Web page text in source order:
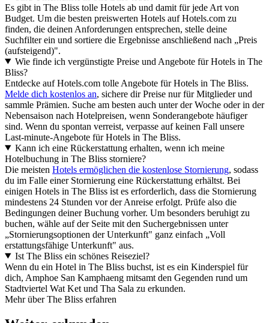
Es gibt in The Bliss tolle Hotels ab und damit für jede Art von
Budget. Um die besten preiswerten Hotels auf Hotels.com zu
finden, die deinen Anforderungen entsprechen, stelle deine
Suchfilter ein und sortiere die Ergebnisse anschließend nach „Preis
(aufsteigend)".
Wie finde ich vergünstigte Preise und Angebote für Hotels in The
Bliss?
Entdecke auf Hotels.com tolle Angebote für Hotels in The Bliss.
Melde dich kostenlos an, sichere dir Preise nur für Mitglieder und
sammle Prämien. Suche am besten auch unter der Woche oder in der
Nebensaison nach Hotelpreisen, wenn Sonderangebote häufiger
sind. Wenn du spontan verreist, verpasse auf keinen Fall unsere
Last-minute-Angebote für Hotels in The Bliss.
Kann ich eine Rückerstattung erhalten, wenn ich meine
Hotelbuchung in The Bliss storniere?
Die meisten Hotels ermöglichen die kostenlose Stornierung, sodass
du im Falle einer Stornierung eine Rückerstattung erhältst. Bei
einigen Hotels in The Bliss ist es erforderlich, dass die Stornierung
mindestens 24 Stunden vor der Anreise erfolgt. Prüfe also die
Bedingungen deiner Buchung vorher. Um besonders beruhigt zu
buchen, wähle auf der Seite mit den Suchergebnissen unter
„Stornierungsoptionen der Unterkunft" ganz einfach „Voll
erstattungsfähige Unterkunft" aus.
Ist The Bliss ein schönes Reiseziel?
Wenn du ein Hotel in The Bliss buchst, ist es ein Kinderspiel für
dich, Amphoe San Kamphaeng mitsamt den Gegenden rund um
Stadtviertel Wat Ket und Tha Sala zu erkunden.
Mehr über The Bliss erfahren